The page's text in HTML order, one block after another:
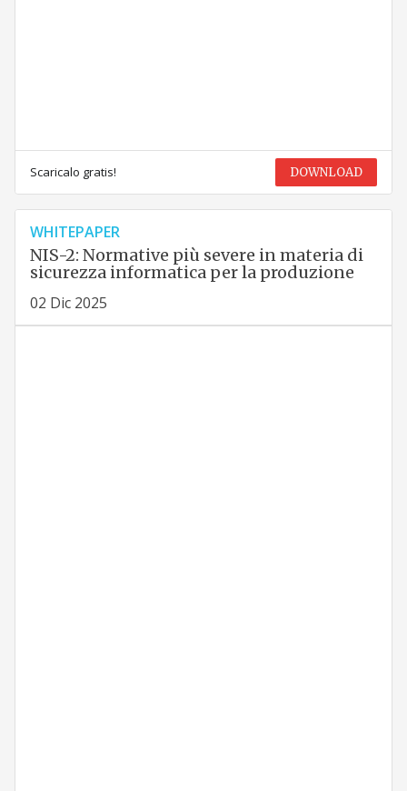
Scaricalo gratis! DOWNLOAD
WHITEPAPER
NIS-2: Normative più severe in materia di
sicurezza informatica per la produzione
02 Dic 2025